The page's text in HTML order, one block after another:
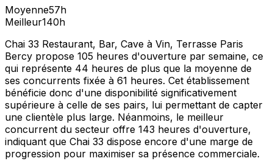
Moyenne57h
Meilleur140h
Chai 33 Restaurant, Bar, Cave à Vin, Terrasse Paris
Bercy propose 105 heures d'ouverture par semaine, ce
qui représente 44 heures de plus que la moyenne de
ses concurrents fixée à 61 heures. Cet établissement
bénéficie donc d'une disponibilité significativement
supérieure à celle de ses pairs, lui permettant de capter
une clientèle plus large. Néanmoins, le meilleur
concurrent du secteur offre 143 heures d'ouverture,
indiquant que Chai 33 dispose encore d'une marge de
progression pour maximiser sa présence commerciale.